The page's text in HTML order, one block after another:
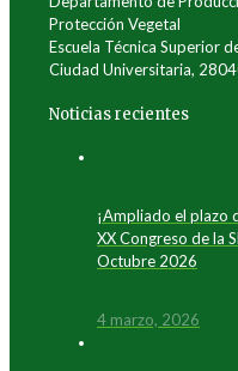
Protección Vegetal
Escuela Técnica Superior
Ciudad Universitaria,
Noticias recientes
¡Ampliado el plazo
XX Congreso de la
Octubre 2026
4 marzo, 2026